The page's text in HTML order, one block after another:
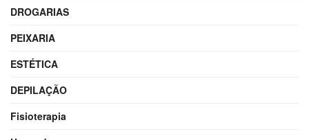
DROGARIAS
PEIXARIA
ESTÉTICA
DEPILAÇÃO
Fisioterapia